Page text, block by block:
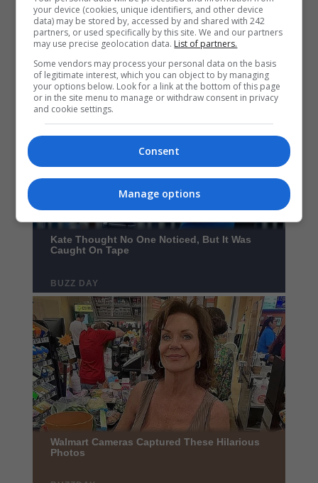
your device (cookies, unique identifiers, and other device
data) may be stored by, accessed by and shared with 242
partners, or used specifically by this site. We and our partners
may use precise geolocation data. List of partners.
Some vendors may process your personal data on the basis
of legitimate interest, which you can object to by managing
your options below. Look for a link at the bottom of this page
or in the site menu to manage or withdraw consent in privacy
and cookie settings.
Consent
Manage options